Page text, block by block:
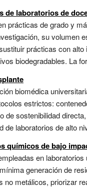
de laboratorios de
prácticas de grado y
su volumen
prácticas con
biodegradables. La
biomédica
estrictos:
de sostenibilidad
de laboratorios de alto
químicos de bajo
en
generación de
no metálicos, priorizar